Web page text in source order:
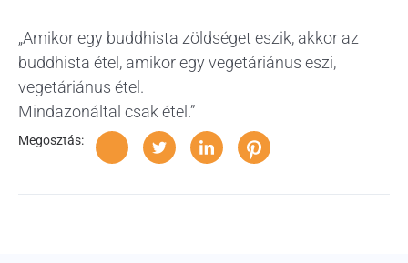
„Amikor egy buddhista zöldséget eszik, akkor az
buddhista étel, amikor egy vegetáriánus eszi,
vegetáriánus étel.
Mindazonáltal csak étel.”
Megosztás: